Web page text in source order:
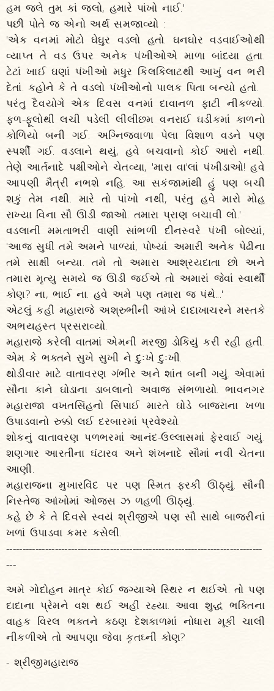
હમ જલે તુમ કાં જલો, હમારે પાંખો નાઈ.'
પછી પોતે જ એનો અર્થ સમજાવ્યો :
'એક વનમાં મોટો ઘેઘુર વડલો હતો. ઘનઘોર વડવાઈઓથી
વ્યાપ્ત તે વડ ઉપર અનેક પંખીઓએ માળા બાંધ્યા હતા.
ટેટાં ખાઈ ઘણાં પંખીઓ મધુર કિલકિલાટથી આખું વન ભરી
દેતાં. કહોને કે તે વડલો પંખીઓનો પાલક પિતા બન્યો હતો.
પરંતુ દૈવયોગે એક દિવસ વનમાં દાવાનળ ફાટી નીકળ્યો.
ફળ-ફૂલોથી લચી પડેલી લીલીછમ વનરાઈ ઘડીકમાં કાળનો
કોળિયો બની ગઈ. અગ્નિજ્વાળા પેલા વિશાળ વડને પણ
સ્પર્શી ગઈ. વડલાને થયું, હવે બચવાનો કોઈ આરો નથી.
તેણે આર્તનાદે પક્ષીઓને ચેતવ્યા, 'મારા વા'લાં પંખીડાઓ! હવે
આપણી મૈત્રી નભશે નહિ. આ સકંજામાંથી હું પણ બચી
શકું તેમ નથી. મારે તો પાંખો નથી, પરંતુ હવે મારો મોહ
રાખ્યા વિના સૌ ઊડી જાઓ. તમારા પ્રાણ બચાવી લો.'
વડલાની મમતાભરી વાણી સાંભળી દીનસ્વરે પંખી બોલ્યાં,
'આજ સુધી તમે અમને પાળ્યાં, પોષ્યાં. અમારી અનેક પેઢીના
તમે સાક્ષી બન્યા. તમે તો અમારા આશ્રયદાતા છો અને
તમારા મૃત્યુ સમયે જ ઊડી જઈએ તો અમારાં જેવાં સ્વાર્થી
કોણ? ના, ભાઈ ના. હવે અમે પણ તમારા જ પંથે...'
એટલું કહી મહારાજે અશ્રુભીની આંખે દાદાખાચરને મસ્તકે
અભયહસ્ત પ્રસરાવ્યો.
મહારાજે કરેલી વાતમાં એમની મરજી ડોકિયું કરી રહી હતી.
એમ કે ભક્તને સુખે સુખી ને દુઃખે દુઃખી.
થોડીવાર માટે વાતાવરણ ગંભીર અને શાંત બની ગયું. એવામાં
સૌના કાને ઘોડાના ડાબલાનો અવાજ સંભળાયો. ભાવનગર
મહારાજા વખતસિંહનો સિપાઈ મારતે ઘોડે બાજરાના ખળા
ઉપાડવાનો રુક્કો લઈ દરબારમાં પ્રવેશ્યો.
શોકનું વાતાવરણ પળભરમાં આનંદ-ઉલ્લાસમાં ફેરવાઈ ગયું.
શણગાર આરતીના ઘંટારવ અને શંખનાદે સૌમાં નવી ચેતના
આણી.
મહારાજના મુખારવિંદ પર પણ સ્મિત ફરકી ઊઠ્યું. સૌની
નિસ્તેજ આંખોમાં ઓજસ ઝ ળહળી ઊઠ્યું.
કહે છે કે તે દિવસે સ્વયં શ્રીજીએ પણ સૌ સાથે બાજરીનાં
ખળાં ઉપાડવા કમર કસેલી.
-------------------------------------------------------------------------------
---
અમે ગોદોહન માત્ર કોઈ જગ્યાએ સ્થિર ન થઈએ. તો પણ
દાદાના પ્રેમને વશ થઈ અહીં રહ્યા. આવા શુદ્ધ ભક્તિના
વાહક વિરલ ભક્તને કઠણ દેશકાળમાં નોધારા મૂકી ચાલી
નીકળીએ તો આપણા જેવા કૃતઘ્ની કોણ?
- શ્રીજીમહારાજ